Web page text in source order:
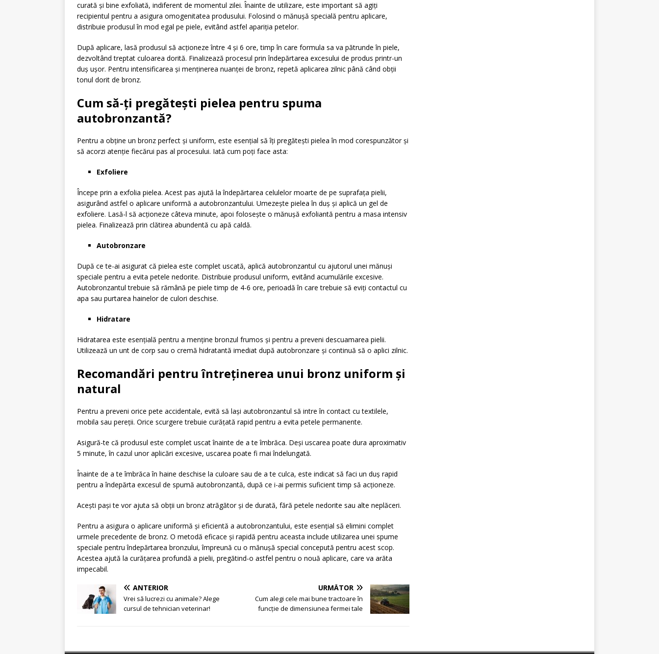
curată și bine exfoliată, indiferent de momentul zilei. Înainte de utilizare, este important să agiți
recipientul pentru a asigura omogenitatea produsului. Folosind o mănușă specială pentru aplicare,
distribuie produsul în mod egal pe piele, evitând astfel apariția petelor.
După aplicare, lasă produsul să acționeze între 4 și 6 ore, timp în care formula sa va pătrunde în piele,
dezvoltând treptat culoarea dorită. Finalizează procesul prin îndepărtarea excesului de produs printr-un
duș ușor. Pentru intensificarea și menținerea nuanței de bronz, repetă aplicarea zilnic până când obții
tonul dorit de bronz.
Cum să-ți pregătești pielea pentru spuma
autobronzantă?
Pentru a obține un bronz perfect și uniform, este esențial să îți pregătești pielea în mod corespunzător și
să acorzi atenție fiecărui pas al procesului. Iată cum poți face asta:
Exfoliere
Începe prin a exfolia pielea. Acest pas ajută la îndepărtarea celulelor moarte de pe suprafața pielii,
asigurând astfel o aplicare uniformă a autobronzantului. Umezește pielea în duș și aplică un gel de
exfoliere. Lasă-l să acționeze câteva minute, apoi folosește o mănușă exfoliantă pentru a masa intensiv
pielea. Finalizează prin clătirea abundentă cu apă caldă.
Autobronzare
După ce te-ai asigurat că pielea este complet uscată, aplică autobronzantul cu ajutorul unei mănuși
speciale pentru a evita petele nedorite. Distribuie produsul uniform, evitând acumulările excesive.
Autobronzantul trebuie să rămână pe piele timp de 4-6 ore, perioadă în care trebuie să eviți contactul cu
apa sau purtarea hainelor de culori deschise.
Hidratare
Hidratarea este esențială pentru a menține bronzul frumos și pentru a preveni descuamarea pielii.
Utilizează un unt de corp sau o cremă hidratantă imediat după autobronzare și continuă să o aplici zilnic.
Recomandări pentru întreținerea unui bronz uniform și
natural
Pentru a preveni orice pete accidentale, evită să lași autobronzantul să intre în contact cu textilele,
mobila sau pereții. Orice scurgere trebuie curățată rapid pentru a evita petele permanente.
Asigură-te că produsul este complet uscat înainte de a te îmbrăca. Deși uscarea poate dura aproximativ
5 minute, în cazul unor aplicări excesive, uscarea poate fi mai îndelungată.
Înainte de a te îmbrăca în haine deschise la culoare sau de a te culca, este indicat să faci un duș rapid
pentru a îndepărta excesul de spumă autobronzantă, după ce i-ai permis suficient timp să acționeze.
Acești pași te vor ajuta să obții un bronz atrăgător și de durată, fără petele nedorite sau alte neplăceri.
Pentru a asigura o aplicare uniformă și eficientă a autobronzantului, este esențial să elimini complet
urmele precedente de bronz. O metodă eficace și rapidă pentru aceasta include utilizarea unei spume
speciale pentru îndepărtarea bronzului, împreună cu o mănușă special concepută pentru acest scop.
Acestea ajută la curățarea profundă a pielii, pregătind-o astfel pentru o nouă aplicare, care va arăta
impecabil.
ANTERIOR
Vrei să lucrezi cu animale? Alege
cursul de tehnician veterinar!
URMĂTOR
Cum alegi cele mai bune tractoare în
funcție de dimensiunea fermei tale